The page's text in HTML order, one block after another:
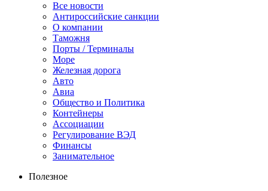
Все новости
Антироссийские санкции
О компании
Таможня
Порты / Терминалы
Море
Железная дорога
Авто
Авиа
Общество и Политика
Контейнеры
Ассоциации
Регулирование ВЭД
Финансы
Занимательное
Полезное